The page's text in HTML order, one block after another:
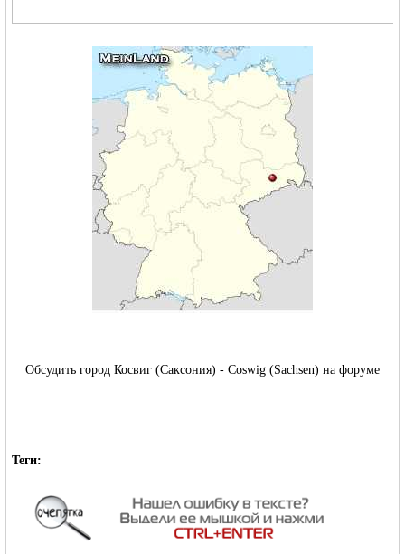
Обсудить город Косвиг (Саксония) - Coswig (Sachsen) на форуме
Теги: